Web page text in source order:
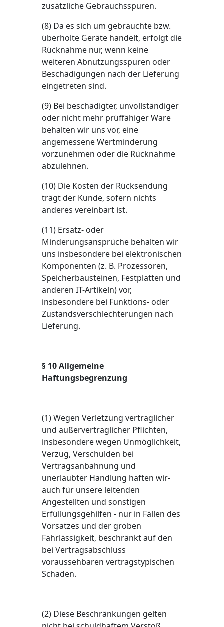
zusätzliche Gebrauchsspuren.
(8) Da es sich um gebrauchte bzw.
überholte Geräte handelt, erfolgt die
Rücknahme nur, wenn keine
weiteren Abnutzungsspuren oder
Beschädigungen nach der Lieferung
eingetreten sind.
(9) Bei beschädigter, unvollständiger
oder nicht mehr prüffähiger Ware
behalten wir uns vor, eine
angemessene Wertminderung
vorzunehmen oder die Rücknahme
abzulehnen.
(10) Die Kosten der Rücksendung
trägt der Kunde, sofern nichts
anderes vereinbart ist.
(11) Ersatz- oder
Minderungsansprüche behalten wir
uns insbesondere bei elektronischen
Komponenten (z. B. Prozessoren,
Speicherbausteinen, Festplatten und
anderen IT-Artikeln) vor,
insbesondere bei Funktions- oder
Zustandsverschlechterungen nach
Lieferung.
§ 10 Allgemeine
Haftungsbegrenzung
(1) Wegen Verletzung vertraglicher
und außervertraglicher Pflichten,
insbesondere wegen Unmöglichkeit,
Verzug, Verschulden bei
Vertragsanbahnung und
unerlaubter Handlung haften wir-
auch für unsere leitenden
Angestellten und sonstigen
Erfüllungsgehilfen - nur in Fällen des
Vorsatzes und der groben
Fahrlässigkeit, beschränkt auf den
bei Vertragsabschluss
voraussehbaren vertragstypischen
Schaden.
(2) Diese Beschränkungen gelten